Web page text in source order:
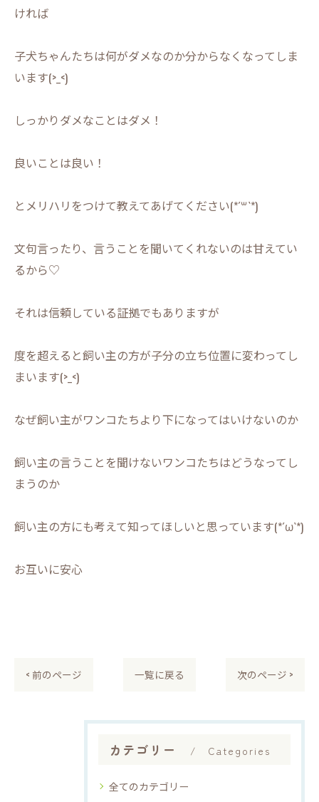
ければ
子犬ちゃんたちは何がダメなのか分からなくなってしま
います(>_<)
しっかりダメなことはダメ！
良いことは良い！
とメリハリをつけて教えてあげてください(*´꒳`*)
文句言ったり、言うことを聞いてくれないのは甘えてい
るから♡
それは信頼している証拠でもありますが
度を超えると飼い主の方が子分の立ち位置に変わってし
まいます(>_<)
なぜ飼い主がワンコたちより下になってはいけないのか
飼い主の言うことを聞けないワンコたちはどうなってし
まうのか
飼い主の方にも考えて知ってほしいと思っています(*´ω`*)
お互いに安心
< 前のページ 一覧に戻る 次のページ >
カテゴリー Categories
全てのカテゴリー